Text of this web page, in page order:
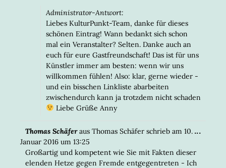
Administrator-Antwort:
Liebes KulturPunkt-Team, danke für dieses
schönen Eintrag! Wann bedankt sich schon
mal ein Veranstalter? Selten. Danke auch an
euch für eure Gastfreundschaft! Das ist für uns
Künstler immer am besten: wenn wir uns
willkommen fühlen! Also: klar, gerne wieder -
und ein bisschen Linkliste abarbeiten
zwischendurch kann ja trotzdem nicht schaden
Liebe Grüße Anny
Thomas Schäferaus Thomas Schäfer schrieb am 10.
Januar 2016 um 13:25
Großartig und kompetent wie Sie mit Fakten dieser
elenden Hetze gegen Fremde entgegentreten - Ich
...DIESE